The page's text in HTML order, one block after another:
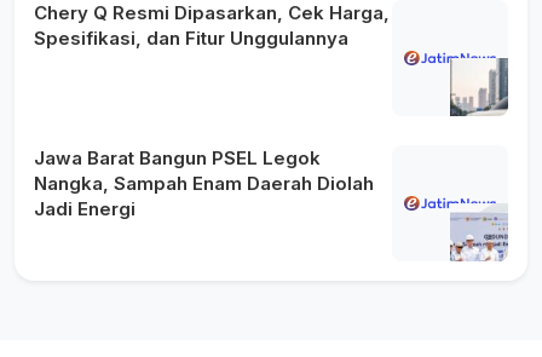
Chery Q Resmi Dipasarkan, Cek Harga,
Spesifikasi, dan Fitur Unggulannya
Jawa Barat Bangun PSEL Legok
Nangka, Sampah Enam Daerah Diolah
Jadi Energi